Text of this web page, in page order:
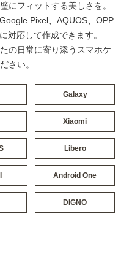
にフィットする美しさを。
Pixel、AQUOS、OPP
対応して作成できます。
の日常に寄り添うスマホケ
さい。
Galaxy
Xiaomi
Libero
Android One
DIGNO